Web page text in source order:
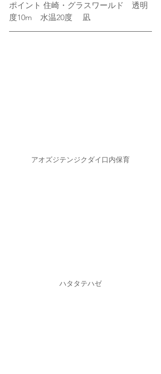
ポイント 住崎・グラスワールド　透明
度10m　水温20度 　凪
アオズジテンジクダイ口内保育
ハタタテハゼ